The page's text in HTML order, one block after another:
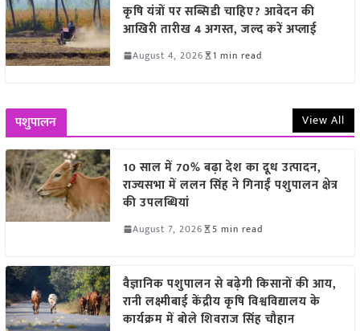
कृषि यंत्रों पर सब्सिडी चाहिए? आवेदन की
आखिरी तारीख 4 अगस्त, जल्द करें अप्लाई
August 4, 2026 1 min read
पशुपालन View All
10 साल में 70% बढ़ा देश का दूध उत्पादन,
राज्यसभा में ललन सिंह ने गिनाईं पशुपालन क्षेत्र
की उपलब्धियां
August 7, 2026 5 min read
वैज्ञानिक पशुपालन से बढ़ेगी किसानों की आय,
रानी लक्ष्मीबाई केंद्रीय कृषि विश्वविद्यालय के
कार्यक्रम में बोले शिवराज सिंह चौहान